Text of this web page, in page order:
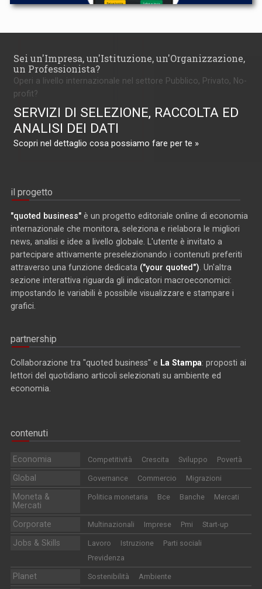
Sei un'Impresa, un'Istituzione, un'Organizzazione,
un Professionista?
Operi a livello internazionale nel settore Pubblico, Privato, No-
profit?
SERVIZI DI SELEZIONE, RACCOLTA ED
ANALISI DEI DATI
Scopri nel dettaglio cosa possiamo fare per te »
il progetto
"quoted business" è un progetto editoriale online di economia
internazionale che monitora, seleziona e rielabora le migliori
news, analisi e idee a livello globale. L'utente è invitato a
partecipare attivamente preselezionando i contenuti preferiti
attraverso una funzione dedicata ("your quoted") . Un'altra
sezione interattiva riguarda gli indicatori macroeconomici:
impostando le variabili è possibile visualizzare e stampare i
grafici.
partnership
Collaborazione tra "quoted business" e La Stampa: proposti ai
lettori del quotidiano articoli selezionati su ambiente ed
economia.
contenuti
Economia Competitività Crescita Sviluppo Povertà
Global Governance Commercio Migrazioni
Moneta &
Mercati
Politica monetaria Bce Banche Mercati
Corporate Multinazionali Imprese Pmi Start-up
Jobs & Skills Lavoro Istruzione
Parti sociali
Previdenza
Planet Sostenibilità Ambiente